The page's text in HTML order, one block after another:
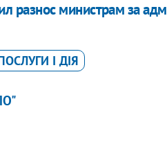
разнос министрам за
І ДІЯ